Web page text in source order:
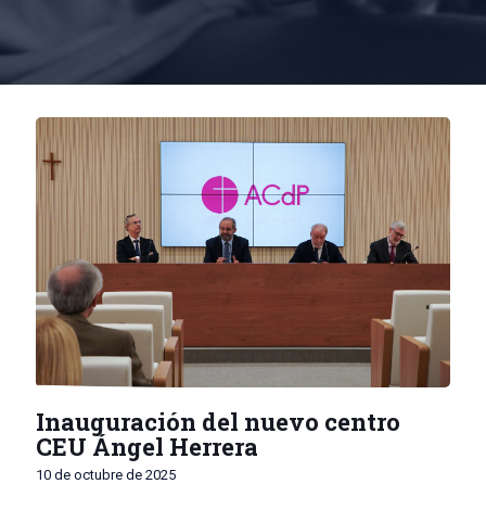
Inauguración del nuevo centro
CEU Ángel Herrera
10 de octubre de 2025